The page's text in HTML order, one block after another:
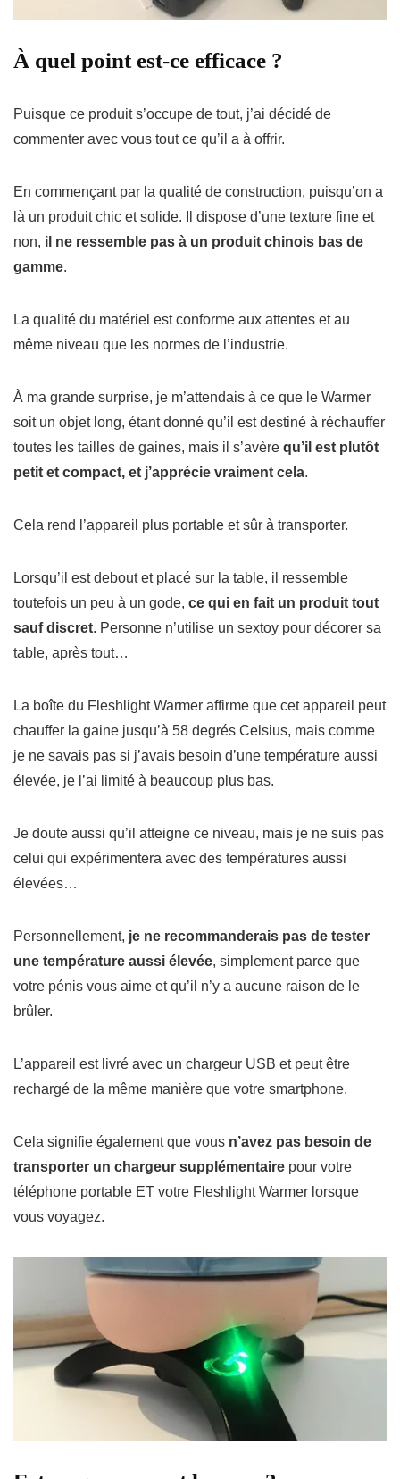
À quel point est-ce efficace ?
Puisque ce produit s’occupe de tout, j’ai décidé de
commenter avec vous tout ce qu’il a à offrir.
En commençant par la qualité de construction, puisqu’on a
là un produit chic et solide.
Il dispose d’une texture fine et
non, il ne ressemble pas à un produit chinois bas de
gamme.
La qualité du matériel est conforme aux attentes et au
même niveau que les normes de l’industrie.
À ma grande surprise, je m’attendais à ce que le Warmer
soit un objet long, étant donné qu’il est destiné à réchauffer
toutes les tailles de gaines, mais il s’avère qu’il est plutôt
petit et compact, et j’apprécie vraiment cela.
Cela rend l’appareil plus portable et sûr à transporter.
Lorsqu’il est debout et placé sur la table, il ressemble
toutefois un peu à un gode, ce qui en fait un produit tout
sauf discret. Personne n’utilise un sextoy pour décorer sa
table, après tout…
La boîte du Fleshlight Warmer affirme que cet appareil peut
chauffer la gaine jusqu’à 58 degrés Celsius, mais comme
je ne savais pas si j’avais besoin d’une température aussi
élevée, je l’ai limité à beaucoup plus bas.
Je doute aussi qu’il atteigne ce niveau, mais je ne suis pas
celui qui expérimentera avec des températures aussi
élevées…
Personnellement, je ne recommanderais pas de tester
une température aussi élevée, simplement parce que
votre pénis vous aime et qu’il n’y a aucune raison de le
brûler.
L’appareil est livré avec un chargeur USB et peut être
rechargé de la même manière que votre smartphone.
Cela signifie également que vous n’avez pas besoin de
transporter un chargeur supplémentaire pour votre
téléphone portable ET votre Fleshlight Warmer lorsque
vous voyagez.